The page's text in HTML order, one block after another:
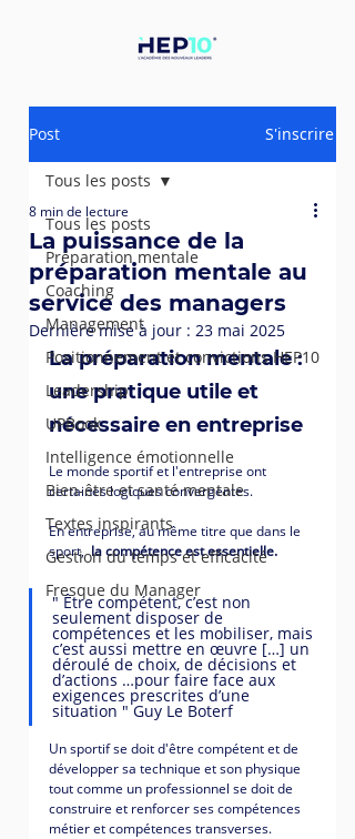
Post S'inscrire
Tous les posts
Préparation mentale
Coaching
Management
Positionnement et convictions HEP10
Leadership
UPBook
Intelligence émotionnelle
Bien-être et santé mentale
Textes inspirants
Gestion du temps et efficacité
Fresque du Manager
Tous les posts
La puissance de la
préparation mentale au
service des managers
8 min de lecture
Dernière mise à jour : 23 mai 2025
La préparation mentale :
une pratique utile et
nécessaire en entreprise
Le monde sportif et l'entreprise ont
certaines logiques convergentes.
En entreprise, au même titre que dans le
sport, la compétence est essentielle.
" Être compétent, c’est non
seulement disposer de
compétences et les mobiliser, mais
c’est aussi mettre en œuvre […] un
déroulé de choix, de décisions et
d’actions …pour faire face aux
exigences prescrites d’une
situation " Guy Le Boterf
Un sportif se doit d'être compétent et de
développer sa technique et son physique
tout comme un professionnel se doit de
construire et renforcer ses compétences
métier et compétences transverses.